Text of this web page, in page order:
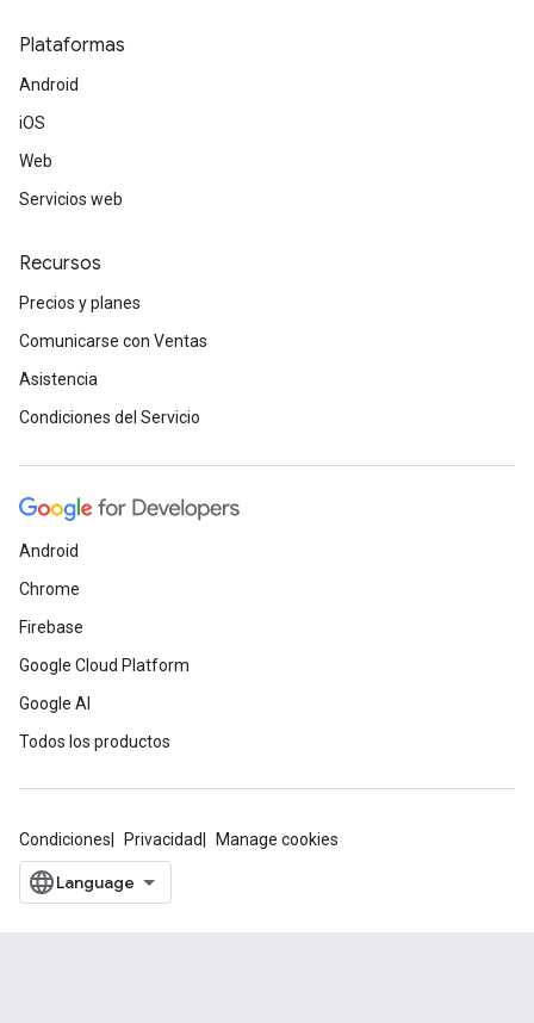
Plataformas
Android
iOS
Web
Servicios web
Recursos
Precios y planes
Comunicarse con Ventas
Asistencia
Condiciones del Servicio
Android
Chrome
Firebase
Google Cloud Platform
Google AI
Todos los productos
Condiciones Privacidad Manage cookies